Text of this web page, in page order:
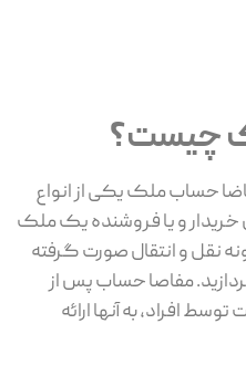
چیست؟
حساب ملک یکی از انواع
و یا فروشنده یک ملک
نقل و انتقال صورت گرفته
مفاصا حساب پس از
افراد، به آنها ارائه